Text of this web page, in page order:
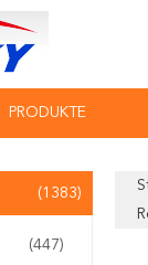
PRODUKTE
(1383)
(447)